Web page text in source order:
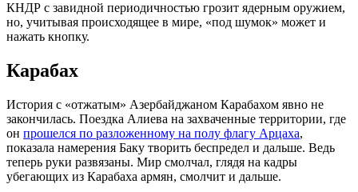
КНДР с завидной периодичностью грозит ядерным оружием,
но, учитывая происходящее в мире, «под шумок» может и
нажать кнопку.
Карабах
История с «отжатым» Азербайджаном Карабахом явно не
закончилась. Поездка Алиева на захваченные территории, где
он прошелся по разложенному на полу флагу Арцаха,
показала намерения Баку творить беспредел и дальше. Ведь
теперь руки развязаны. Мир смолчал, глядя на кадры
убегающих из Карабаха армян, смолчит и дальше.